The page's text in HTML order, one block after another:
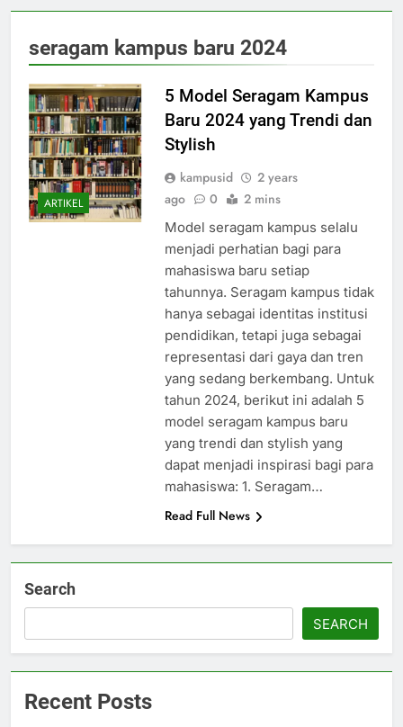
seragam kampus baru 2024
ARTIKEL
5 Model Seragam Kampus
Baru 2024 yang Trendi dan
Stylish
kampusid
2 years
ago
0 2 mins
Model seragam kampus selalu
menjadi perhatian bagi para
mahasiswa baru setiap
tahunnya. Seragam kampus tidak
hanya sebagai identitas institusi
pendidikan, tetapi juga sebagai
representasi dari gaya dan tren
yang sedang berkembang. Untuk
tahun 2024, berikut ini adalah 5
model seragam kampus baru
yang trendi dan stylish yang
dapat menjadi inspirasi bagi para
mahasiswa: 1. Seragam…
Read Full News
Search
SEARCH
Recent Posts